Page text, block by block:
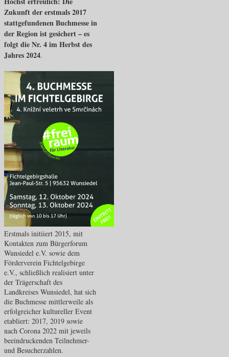
Zukunft der erstmals 2017
stattgefundenen Buchmesse in
der Region ist gesichert – es
folgt die Nr. 4 im Herbst des
Jahres 2024.
Erstmals initiiert 2015, mit
Kontakten zum Bürgerforum
Wunsiedel e.V. sowie dem
Förderverein Fichtelgebirge
e.V., schließlich realisiert unter
der Trägerschaft des
Landkreises Wunsiedel, hat sich
die Buchmesse mittlerweile als
erfolgreicher kultureller Event
etabliert: 2017, 2019 sowie
nach Corona 2022 mit jeweils
beeindruckenden Teilnehmer-
und Besucherzahlen.